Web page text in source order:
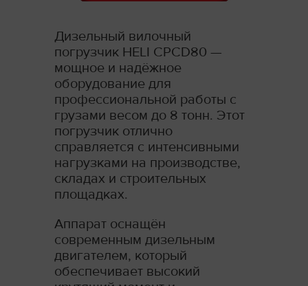
Дизельный вилочный
погрузчик HELI CPCD80 —
мощное и надёжное
оборудование для
профессиональной работы с
грузами весом до 8 тонн. Этот
погрузчик отлично
справляется с интенсивными
нагрузками на производстве,
складах и строительных
площадках.
Аппарат оснащён
современным дизельным
двигателем, который
обеспечивает высокий